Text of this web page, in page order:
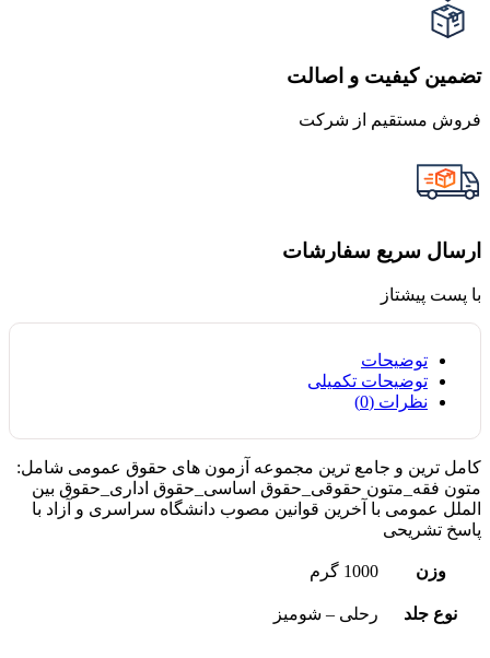
تضمین کیفیت و اصالت
فروش مستقیم از شرکت
ارسال سریع سفارشات
با پست پیشتاز
توضیحات
توضیحات تکمیلی
نظرات (0)
کامل ترین و جامع ترین مجموعه آزمون های حقوق عمومی شامل:
متون فقه_متون حقوقی_حقوق اساسی_حقوق اداری_حقوق بین
الملل عمومی با آخرین قوانین مصوب دانشگاه سراسری و آزاد با
پاسخ تشریحی
وزن 1000 گرم
نوع جلد رحلی – شومیز